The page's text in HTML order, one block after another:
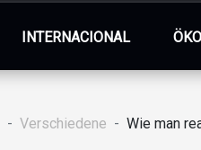
INTERNACIONAL
Verschiedene Wie man